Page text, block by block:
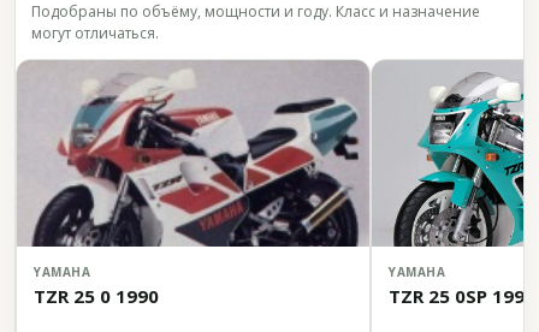
Подобраны по объёму, мощности и году. Класс и назначение
могут отличаться.
YAMAHA
TZR 25 0 1990
YAMAHA
TZR 25 0SP 1990